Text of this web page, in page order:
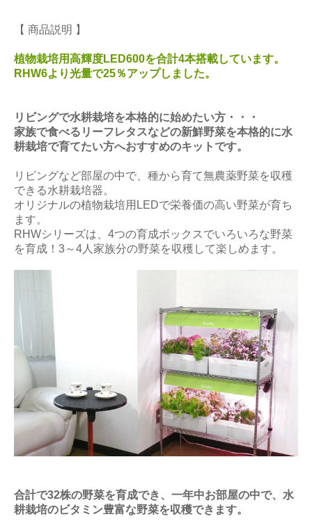
【 商品説明 】
植物栽培用高輝度LED600を合計4本搭載しています。
RHW6より光量で25％アップしました。
リビングで水耕栽培を本格的に始めたい方・・・
家族で食べるリーフレタスなどの新鮮野菜を本格的に水
耕栽培で育てたい方へおすすめのキットです。
リビングなど部屋の中で、種から育て無農薬野菜を収穫
できる水耕栽培器。
オリジナルの植物栽培用LEDで栄養価の高い野菜が育ち
ます。
RHWシリーズは、4つの育成ボックスでいろいろな野菜
を育成！3～4人家族分の野菜を収穫して楽しめます。
合計で32株の野菜を育成でき、一年中お部屋の中で、水
耕栽培のビタミン豊富な野菜を収穫できます。